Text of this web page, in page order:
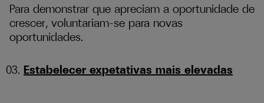
Para demonstrar que apreciam a oportunidade de
crescer, voluntariam-se para novas
oportunidades.
Estabelecer expetativas mais elevadas